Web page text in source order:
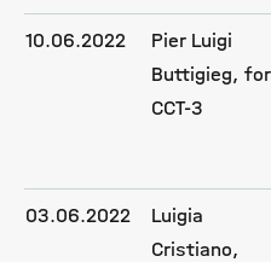
10.06.2022
Pier Luigi
Buttigieg, for
CCT-3
03.06.2022
Luigia
Cristiano,